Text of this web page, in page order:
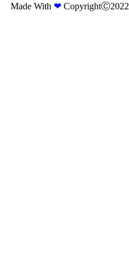
Made With ❤ CopyrightⒸ2022